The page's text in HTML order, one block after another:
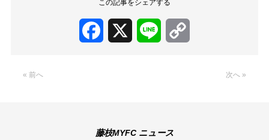
この記事をシェアする
Facebook Line
« 前へ 次へ »
藤枝MYFC ニュース